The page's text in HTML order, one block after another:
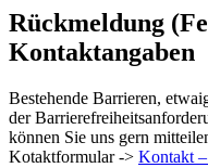
Rückmeldung
Kontaktangaben
Bestehende Barrieren,
der
können Sie uns gern
Kotaktformular -> Kontakt